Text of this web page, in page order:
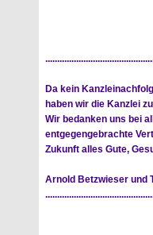
Da kein
haben wir die Kanzlei
Wir bedanken uns bei
entgegengebrachte
Zukunft alles Gute,
Arnold Betzwieser und